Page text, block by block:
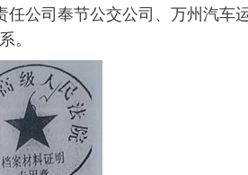
公司奉节公交公司、万州汽车
。